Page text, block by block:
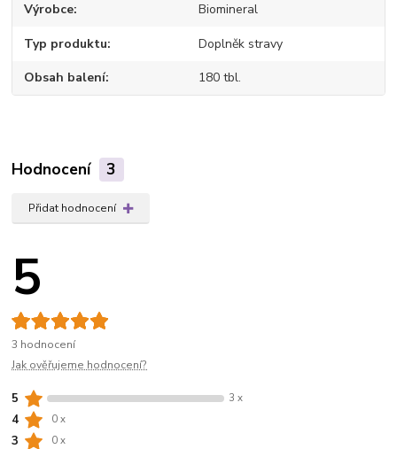
Výrobce Biomineral
Typ produktu Doplněk stravy
Obsah balení 180 tbl.
Hodnocení 3
Přidat hodnocení
5
3 hodnocení
Jak ověřujeme hodnocení?
5 3 x
4 0 x
3 0 x